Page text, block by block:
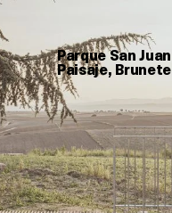
Parque San Juan
Paisaje, Brunete